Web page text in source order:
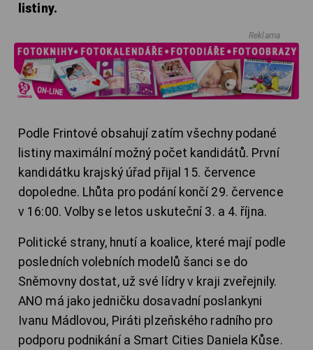
listiny.
Reklama
Podle Frintové obsahují zatím všechny podané
listiny maximální možný počet kandidátů. První
kandidátku krajský úřad přijal 15. července
dopoledne. Lhůta pro podání končí 29. července
v 16:00. Volby se letos uskuteční 3. a 4. října.
Politické strany, hnutí a koalice, které mají podle
posledních volebních modelů šanci se do
Sněmovny dostat, už své lídry v kraji zveřejnily.
ANO má jako jedničku dosavadní poslankyni
Ivanu Mádlovou, Piráti plzeňského radního pro
podporu podnikání a Smart Cities Daniela Kůse.